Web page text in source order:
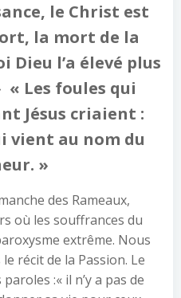
le Christ est
la mort de la
Dieu l’a élevé plus
Les foules qui
Jésus criaient :
vient au nom du
»
des Rameaux,
où les souffrances du
extrême. Nous
récit de la Passion. Le
:« il n’y a pas de